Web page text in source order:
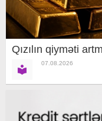
Qızılın qiyməti
07.08.2026